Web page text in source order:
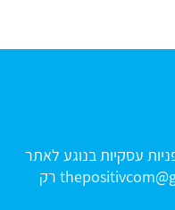
עסקיות בנוגע לאתר
רק